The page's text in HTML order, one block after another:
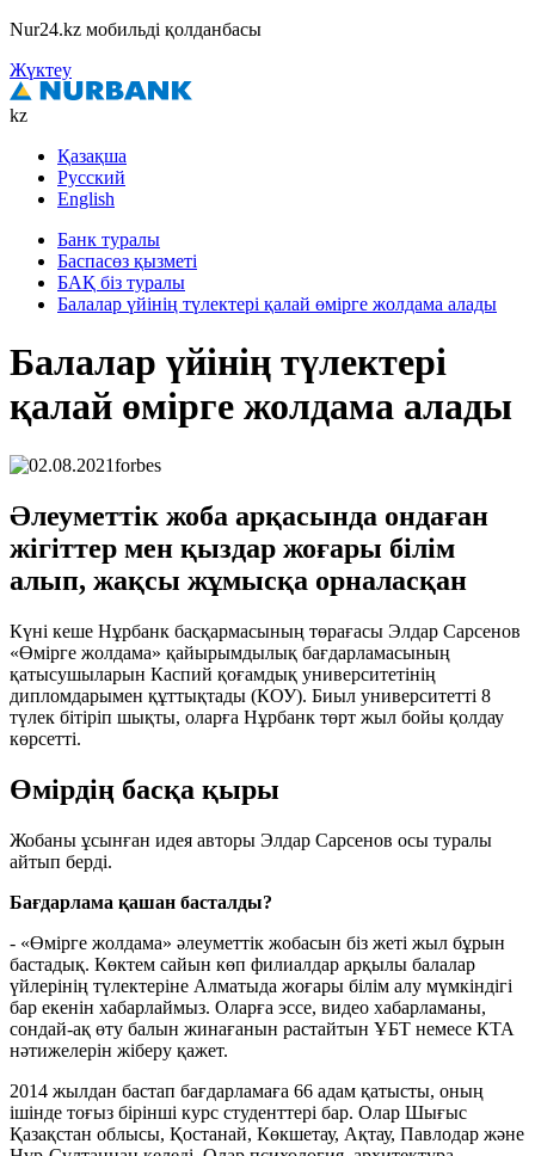
Nur24.kz мобильді қолданбасы
Жүктеу
kz
Қазақша
Русский
English
Банк туралы
Баспасөз қызметі
БАҚ біз туралы
Балалар үйінің түлектері қалай өмірге жолдама алады
Балалар үйінің түлектері
қалай өмірге жолдама алады
Әлеуметтік жоба арқасында ондаған
жігіттер мен қыздар жоғары білім
алып, жақсы жұмысқа орналасқан
Күні кеше Нұрбанк басқармасының төрағасы Элдар Сарсенов
«Өмірге жолдама» қайырымдылық бағдарламасының
қатысушыларын Каспий қоғамдық университетінің
дипломдарымен құттықтады (КОУ). Биыл университетті 8
түлек бітіріп шықты, оларға Нұрбанк төрт жыл бойы қолдау
көрсетті.
Өмірдің басқа қыры
Жобаны ұсынған идея авторы Элдар Сарсенов осы туралы
айтып берді.
Бағдарлама қашан басталды?
- «Өмірге жолдама» әлеуметтік жобасын біз жеті жыл бұрын
бастадық. Көктем сайын көп филиалдар арқылы балалар
үйлерінің түлектеріне Алматыда жоғары білім алу мүмкіндігі
бар екенін хабарлаймыз. Оларға эссе, видео хабарламаны,
сондай-ақ өту балын жинағанын растайтын ҰБТ немесе КТА
нәтижелерін жіберу қажет.
2014 жылдан бастап бағдарламаға 66 адам қатысты, оның
ішінде тоғыз бірінші курс студенттері бар. Олар Шығыс
Қазақстан облысы, Қостанай, Көкшетау, Ақтау, Павлодар және